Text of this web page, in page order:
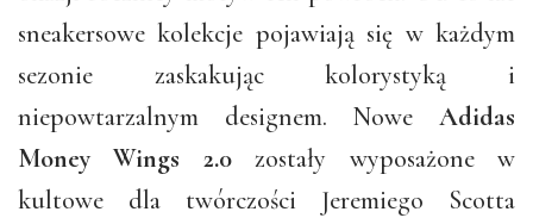
sneakersowe kolekcje pojawiają się w każdym
sezonie zaskakując kolorystyką i
niepowtarzalnym designem. Nowe Adidas
Money Wings 2.0zostały wyposażone w
kultowe dla twórczości Jeremiego Scotta